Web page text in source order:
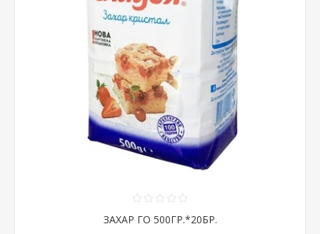
ЗАХАР ГО 500ГР.*20БР.